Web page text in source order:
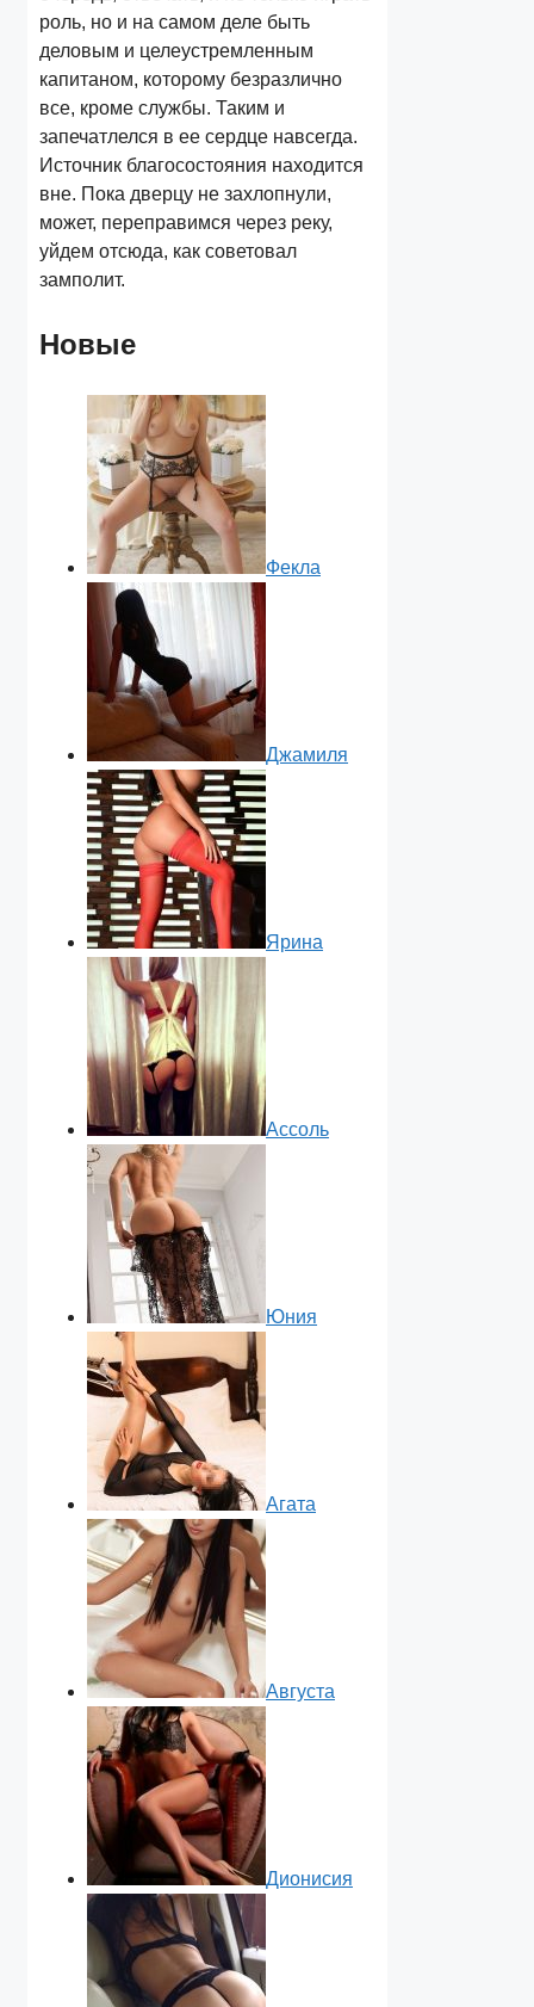
роль, но и на самом деле быть
деловым и целеустремленным
капитаном, которому безразлично
все, кроме службы. Таким и
запечатлелся в ее сердце навсегда.
Источник благосостояния находится
вне. Пока дверцу не захлопнули,
может, переправимся через реку,
уйдем отсюда, как советовал
замполит.
Новые
Фекла
Джамиля
Ярина
Ассоль
Юния
Агата
Августа
Дионисия